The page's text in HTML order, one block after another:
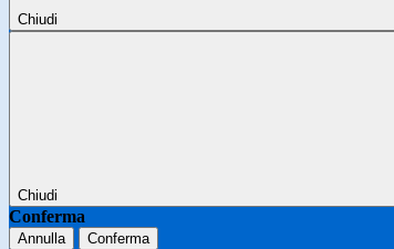
Chiudi
Chiudi
Conferma
Annulla Conferma